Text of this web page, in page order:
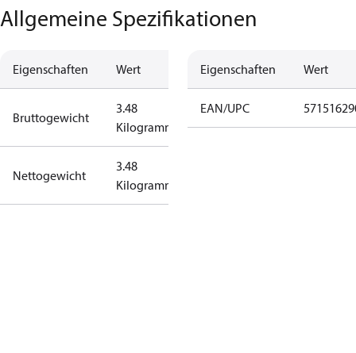
Allgemeine Spezifikationen
Eigenschaften Wert
Bruttogewicht
3.48
Kilogramm
Nettogewicht
3.48
Kilogramm
Eigenschaften Wert
EAN/UPC